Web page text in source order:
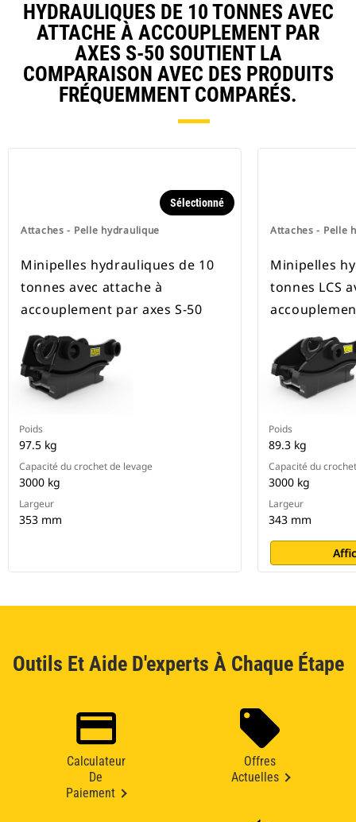
HYDRAULIQUES DE 10 TONNES AVEC
ATTACHE À ACCOUPLEMENT PAR
AXES S-50 SOUTIENT LA
COMPARAISON AVEC DES PRODUITS
FRÉQUEMMENT COMPARÉS.
Attaches - Pelle hydraulique
Sélectionné
Minipelles hydrauliques de 10
tonnes avec attache à
accouplement par axes S-50
Poids
97.5 kg
Capacité du crochet de levage
3000 kg
Largeur
353 mm
Attaches - Pelle
Minipelles
tonnes LCS
Poids
89.3 kg
Capacité du
3000 kg
Largeur
343 mm
Outils Et Aide D'experts À Chaque Étape
Calculateur
De
Paiement
Offres
Actuelles